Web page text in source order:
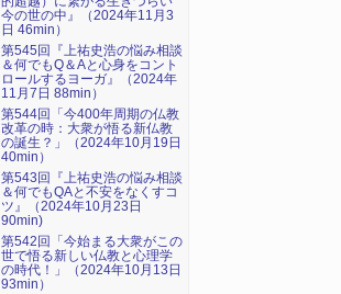
今の世の中』（2024年11月3
日 46min）
第545回『上祐史浩の悩み相談
＆何でもQ＆Aと心身をコント
ロールするヨーガ』（2024年
11月7日 88min）
第544回「今400年周期の仏教
改革の時：大衆が悟る新仏教
の誕生？」（2024年10月19日
40min）
第543回『上祐史浩の悩み相談
＆何でもQAと不安をなくすコ
ツ』（2024年10月23日
90min)
第542回「今始まる大衆がこの
世で悟る新しい仏教と心理学
の時代！」（2024年10月13日
93min）